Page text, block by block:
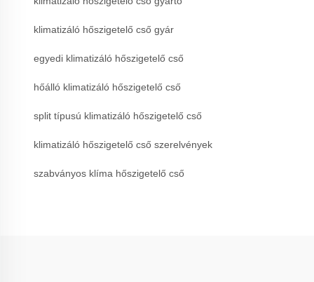
klimatizáló hőszigetelő cső gyár
egyedi klimatizáló hőszigetelő cső
hőálló klimatizáló hőszigetelő cső
split típusú klimatizáló hőszigetelő cső
klimatizáló hőszigetelő cső szerelvények
szabványos klíma hőszigetelő cső